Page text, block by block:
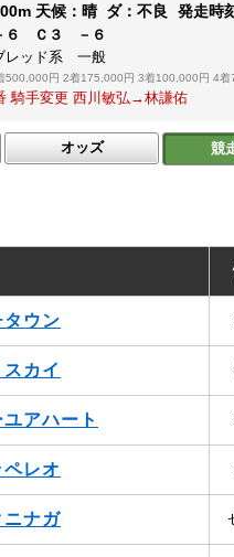
天候： 晴 ダ：不良 発走時
６ Ｃ３ －６
レッド系 一般
500,000円 2着175,000円 3着100,000円 4着
騎手変更 西川敏弘→林謙佑
オッズ 競
ウン
カイ
アハート
レオ
ニナガ